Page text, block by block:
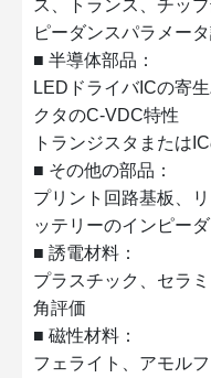
ス、トランス、チッ
ピーダンスパラメー
■ 半導体部品：
LEDドライバICの寄
クタのC-VDC特性
トランジスタまたは
■ その他の部品：
プリント回路基板、
ッテリーのインピー
■ 誘電材料：
プラスチック、セラ
角評価
■ 磁性材料：
フェライト、アモル